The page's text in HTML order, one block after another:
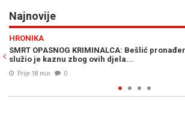
Najnovije
KRIMINALCA: Bešlić pronađen mrtav u zatvoru,
ovih djela...